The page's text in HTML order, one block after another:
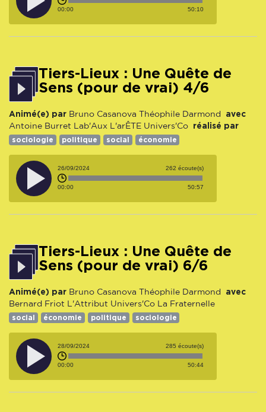
00:00 50:10
Tiers-Lieux : Une Quête de
Sens (pour de vrai) 4/6
Animé(e) par Bruno Casanova Théophile Darmond avec
Antoine Burret Lab'Aux L'arÊTE Univers'Co réalisé par
sociologie politique social économie
26/09/2024 262 écoute(s)
00:00 50:57
Tiers-Lieux : Une Quête de
Sens (pour de vrai) 6/6
Animé(e) par Bruno Casanova Théophile Darmond avec
Bernard Friot L'Attribut Univers'Co La Fraternelle
social économie politique sociologie
28/09/2024 285 écoute(s)
00:00 50:44